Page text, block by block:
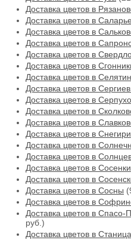
Доставка цветов в
Доставка цветов в
Доставка цветов в
Доставка цветов в
Доставка цветов в
Доставка цветов в
Доставка цветов в
Доставка цветов в
Доставка цветов в
Доставка цветов в
Доставка цветов в
Доставка цветов в Снегири
Доставка цветов в
Доставка цветов в
Доставка цветов в Сосенки
Доставка цветов в
Доставка цветов в Сосны
Доставка цветов в
Доставка цветов в
руб.)
Доставка цветов в